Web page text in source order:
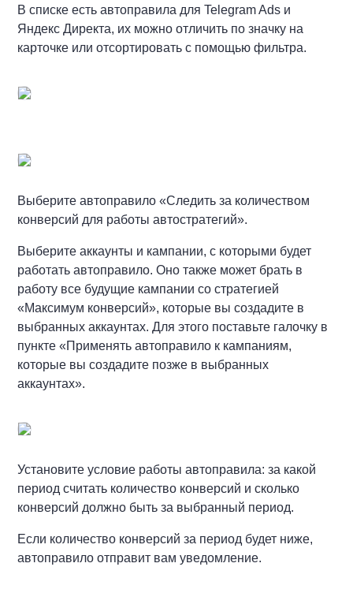
В списке есть автоправила для Telegram Ads и
Яндекс Директа, их можно отличить по значку на
карточке или отсортировать с помощью фильтра.
Выберите автоправило «Следить за количеством
конверсий для работы автостратегий».
Выберите аккаунты и кампании, с которыми будет
работать автоправило. Оно также может брать в
работу все будущие кампании со стратегией
«Максимум конверсий», которые вы создадите в
выбранных аккаунтах. Для этого поставьте галочку в
пункте «Применять автоправило к кампаниям,
которые вы создадите позже в выбранных
аккаунтах».
Установите условие работы автоправила: за какой
период считать количество конверсий и сколько
конверсий должно быть за выбранный период.
Если количество конверсий за период будет ниже,
автоправило отправит вам уведомление.